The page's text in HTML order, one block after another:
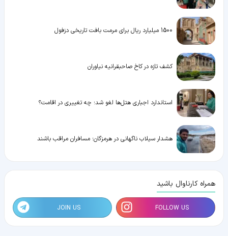
1500 میلیارد ریال برای مرمت بافت تاریخی دزفول
کشف تازه در کاخ صاحبقرانیه نیاوران
استاندارد اجباری هتل‌ها لغو شد؛ چه تغییری در اقامت؟
هشدار سیلاب ناگهانی در هرمزگان؛ مسافران مراقب باشند
همراه کارناوال باشید
FOLLOW US
JOIN US